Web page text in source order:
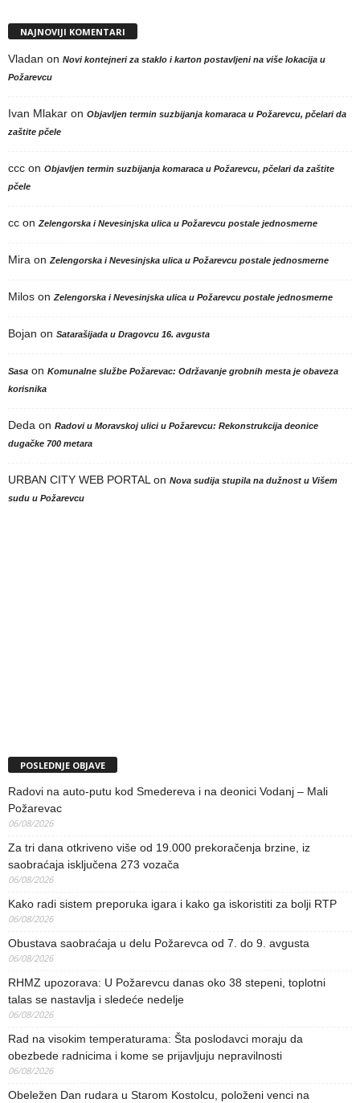
NAJNOVIJI KOMENTARI
Vladan on Novi kontejneri za staklo i karton postavljeni na više lokacija u
Požarevcu
Ivan Mlakar on Objavljen termin suzbijanja komaraca u Požarevcu, pčelari da
zaštite pčele
ccc on Objavljen termin suzbijanja komaraca u Požarevcu, pčelari da zaštite
pčele
cc on Zelengorska i Nevesinjska ulica u Požarevcu postale jednosmerne
Mira on Zelengorska i Nevesinjska ulica u Požarevcu postale jednosmerne
Milos on Zelengorska i Nevesinjska ulica u Požarevcu postale jednosmerne
Bojan on Satarašijada u Dragovcu 16. avgusta
Sasa on Komunalne službe Požarevac: Održavanje grobnih mesta je obaveza
korisnika
Deda on Radovi u Moravskoj ulici u Požarevcu: Rekonstrukcija deonice
dugačke 700 metara
URBAN CITY WEB PORTAL on Nova sudija stupila na dužnost u Višem
sudu u Požarevcu
POSLEDNJE OBJAVE
Radovi na auto-putu kod Smedereva i na deonici Vodanj – Mali
Požarevac
06/08/2026
Za tri dana otkriveno više od 19.000 prekoračenja brzine, iz
saobraćaja isključena 273 vozača
06/08/2026
Kako radi sistem preporuka igara i kako ga iskoristiti za bolji RTP
06/08/2026
Obustava saobraćaja u delu Požarevca od 7. do 9. avgusta
06/08/2026
RHMZ upozorava: U Požarevcu danas oko 38 stepeni, toplotni
talas se nastavlja i sledeće nedelje
06/08/2026
Rad na visokim temperaturama: Šta poslodavci moraju da
obezbede radnicima i kome se prijavljuju nepravilnosti
06/08/2026
Obeležen Dan rudara u Starom Kostolcu, položeni venci na